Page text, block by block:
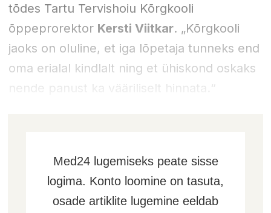
tõdes Tartu Tervishoiu Kõrgkooli
õppeprorektor Kersti Viitkar. „Kõrgkooli
jaoks on oluline, et iga lõpetaja tunneks end
oma erialal kindlalt ning et ühiskond oskaks
nende panust ka vääriliselt hinnata.“
Med24 lugemiseks peate sisse
logima. Konto loomine on tasuta,
osade artiklite lugemine eeldab